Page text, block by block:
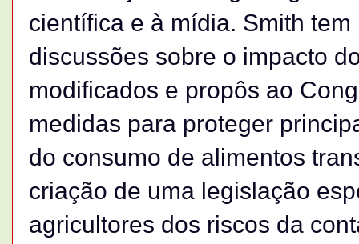
científica e à mídia. Smith
discussões sobre o impacto
modificados e propôs ao
medidas para proteger
do consumo de alimentos
criação de uma legislação
agricultores dos riscos da